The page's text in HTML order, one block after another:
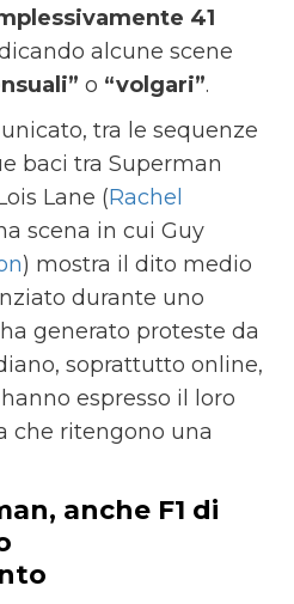
41
alcune scene
o “volgari”.
tra le sequenze
baci tra Superman
Lane (Rachel
scena in cui Guy
) mostra il dito medio
durante uno
generato proteste da
soprattutto online,
espresso il loro
che ritengono una
anche F1 di